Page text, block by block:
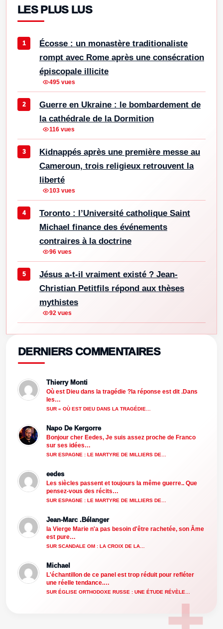
LES PLUS LUS
Écosse : un monastère traditionaliste
rompt avec Rome après une consécration
épiscopale illicite
495 vues
Guerre en Ukraine : le bombardement de
la cathédrale de la Dormition
116 vues
Kidnappés après une première messe au
Cameroun, trois religieux retrouvent la
liberté
103 vues
Toronto : l’Université catholique Saint
Michael finance des événements
contraires à la doctrine
96 vues
Jésus a-t-il vraiment existé ? Jean-
Christian Petitfils répond aux thèses
mythistes
92 vues
DERNIERS COMMENTAIRES
Thierry Monti
Où est Dieu dans la tragédie ?la réponse est dit .Dans
les…
SUR « OÙ EST DIEU DANS LA TRAGÉDIE…
Napo De Kergorre
Bonjour cher Eedes, Je suis assez proche de Franco
sur ses idées…
SUR ESPAGNE : LE MARTYRE DE MILLIERS DE…
eedes
Les siècles passent et toujours la même guerre.. Que
pensez-vous des récits…
SUR ESPAGNE : LE MARTYRE DE MILLIERS DE…
Jean-Marc .Bélanger
la Vierge Marie n'a pas besoin d'être rachetée, son Âme
est pure…
SUR SCANDALE OM : LA CROIX DE LA…
Michael
L'échantillon de ce panel est trop réduit pour refléter
une réelle tendance.…
SUR ÉGLISE ORTHODOXE RUSSE : UNE ÉTUDE RÉVÈLE…